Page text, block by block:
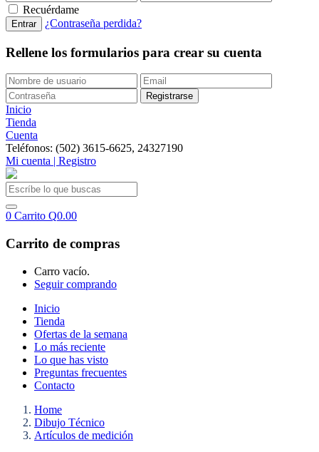
Recuérdame
¿Contraseña perdida?
Rellene los formularios para crear su cuenta
Inicio
Tienda
Cuenta
Teléfonos: (502) 3615-6625, 24327190
Mi cuenta | Registro
0 Carrito Q0.00
Carrito de compras
Carro vacío.
Seguir comprando
Inicio
Tienda
Ofertas de la semana
Lo más reciente
Lo que has visto
Preguntas frecuentes
Contacto
Home
Dibujo Técnico
Artículos de medición